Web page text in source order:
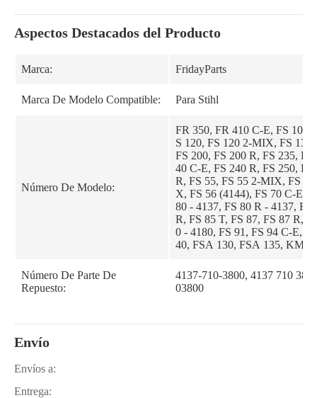
Aspectos Destacados del Producto
Marca: FridayParts
Marca De Modelo Compatible: Para Stihl
Número De Modelo:
FR 350, FR 410 C-E, FS 100,
S 120, FS 120 2-MIX, FS 130,
FS 200, FS 200 R, FS 235, FS
40 C-E, FS 240 R, FS 250, FS
R, FS 55, FS 55 2-MIX, FS
X, FS 56 (4144), FS 70 C-E,
80 - 4137, FS 80 R - 4137, FS
R, FS 85 T, FS 87, FS 87 R,
0 - 4180, FS 91, FS 94 C-E,
40, FSA 130, FSA 135, KMA
Número De Parte De
Repuesto:
4137-710-3800, 4137 710
03800
Envío
Envíos a:
Entrega: